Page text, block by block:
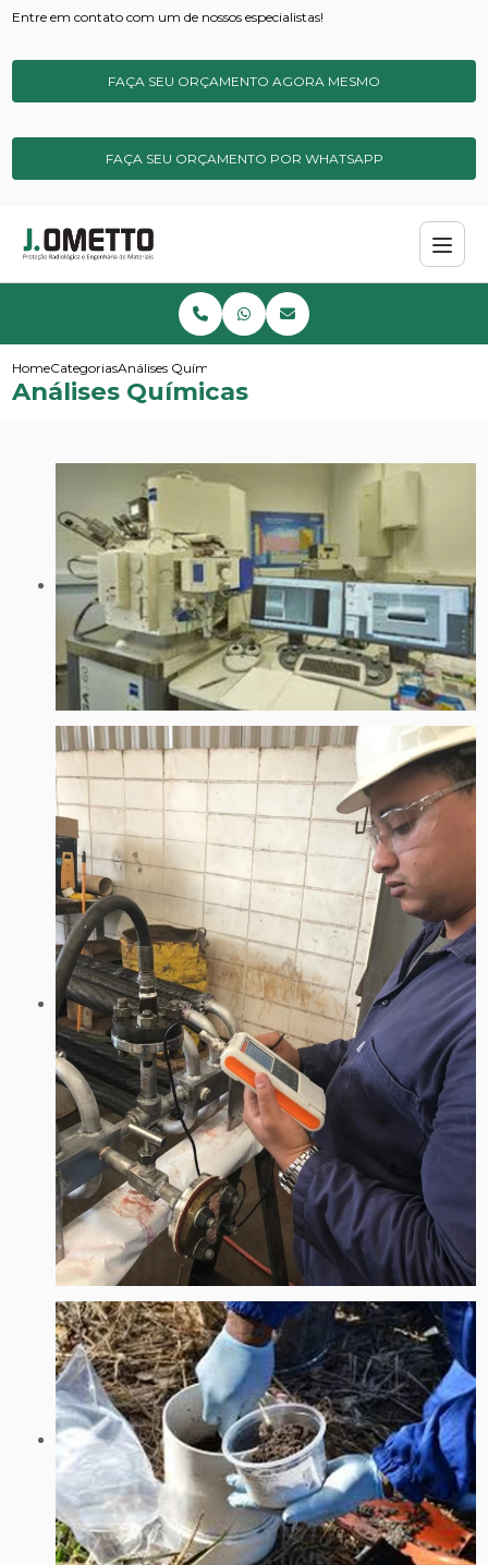
Entre em contato com um de nossos especialistas!
FAÇA SEU ORÇAMENTO AGORA MESMO
FAÇA SEU ORÇAMENTO POR WHATSAPP
HomeCategoriasAnálises Químicas
Análises Químicas